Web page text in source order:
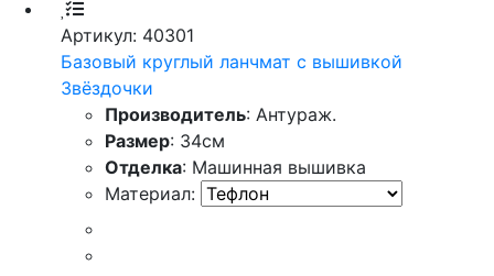
Артикул: 40301
Базовый круглый ланчмат с вышивкой
Звёздочки
Производитель: Антураж.
Размер: 34см
Отделка: Машинная вышивка
Материал: